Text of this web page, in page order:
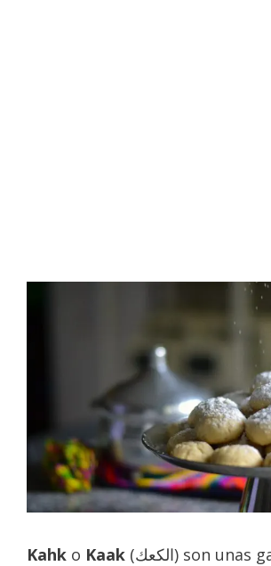
Kahk o Kaak (الكعك) son unas galletas de